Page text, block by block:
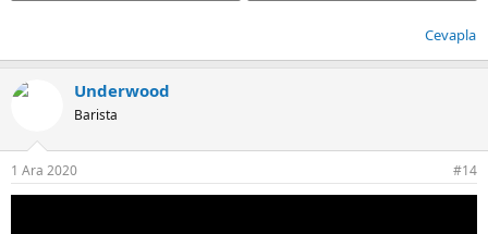
Cevapla
Underwood
Barista
1 Ara 2020 #14